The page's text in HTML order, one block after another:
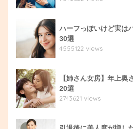
ハーフっぽいけど実は
30選
4555122 views
【姉さん女房】年上奥
20選
2743621 views